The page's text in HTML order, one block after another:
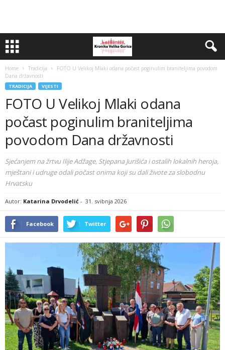
Home Tradicija
FOTO U Velikoj Mlaki odana počast poginulim braniteljima povodom
Dana državnosti
TRADICIJA VIJESTI
FOTO U Velikoj Mlaki odana
počast poginulim braniteljima
povodom Dana državnosti
Sjećanjem na žrtvu Ilije Adžage, Stjepana Jurišića i ostalih lokalnih heroja,
mještani i udruge odali počast onima koji su dali živote za slobodnu
Hrvatsku
Autor: Katarina Drvodelić - 31. svibnja 2026
Facebook Twitter